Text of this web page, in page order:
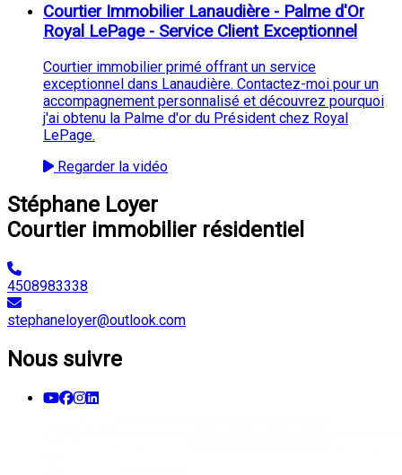
Courtier Immobilier Lanaudière - Palme d'Or
Royal LePage - Service Client Exceptionnel
Courtier immobilier primé offrant un service
exceptionnel dans Lanaudière. Contactez-moi pour un
accompagnement personnalisé et découvrez pourquoi
j'ai obtenu la Palme d'or du Président chez Royal
LePage.
Regarder la vidéo
Stéphane Loyer
Courtier immobilier résidentiel
4508983338
stephaneloyer@outlook.com
Nous suivre